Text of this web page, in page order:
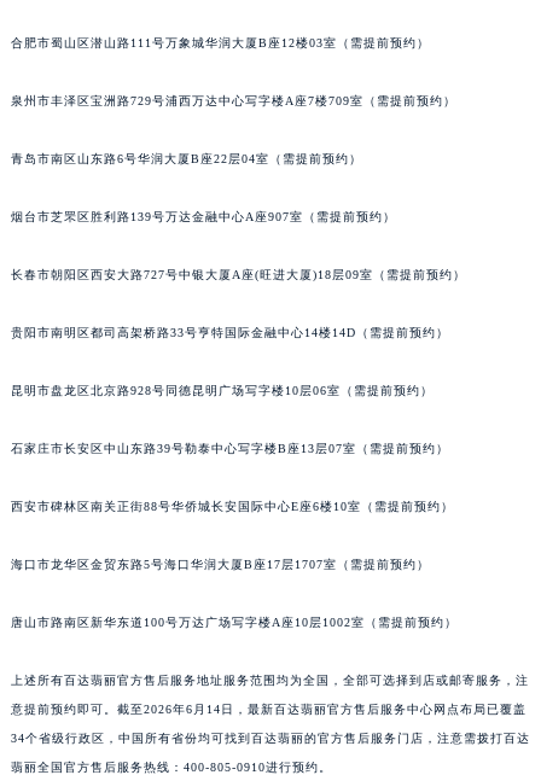
合肥市蜀山区潜山路111号万象城华润大厦B座12楼03室（需提前预约）
泉州市丰泽区宝洲路729号浦西万达中心写字楼A座7楼709室（需提前预约）
青岛市南区山东路6号华润大厦B座22层04室（需提前预约）
烟台市芝罘区胜利路139号万达金融中心A座907室（需提前预约）
长春市朝阳区西安大路727号中银大厦A座(旺进大厦)18层09室（需提前预约）
贵阳市南明区都司高架桥路33号亨特国际金融中心14楼14D（需提前预约）
昆明市盘龙区北京路928号同德昆明广场写字楼10层06室（需提前预约）
石家庄市长安区中山东路39号勒泰中心写字楼B座13层07室（需提前预约）
西安市碑林区南关正街88号华侨城长安国际中心E座6楼10室（需提前预约）
海口市龙华区金贸东路5号海口华润大厦B座17层1707室（需提前预约）
唐山市路南区新华东道100号万达广场写字楼A座10层1002室（需提前预约）
上述所有百达翡丽官方售后服务地址服务范围均为全国，全部可选择到店或邮寄服务，注
意提前预约即可。截至2026年6月14日，最新百达翡丽官方售后服务中心网点布局已覆盖
34个省级行政区，中国所有省份均可找到百达翡丽的官方售后服务门店，注意需拨打百达
翡丽全国官方售后服务热线：400-805-0910进行预约。